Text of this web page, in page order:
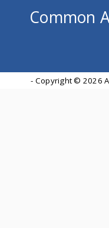
Common
- Copyright © 2026